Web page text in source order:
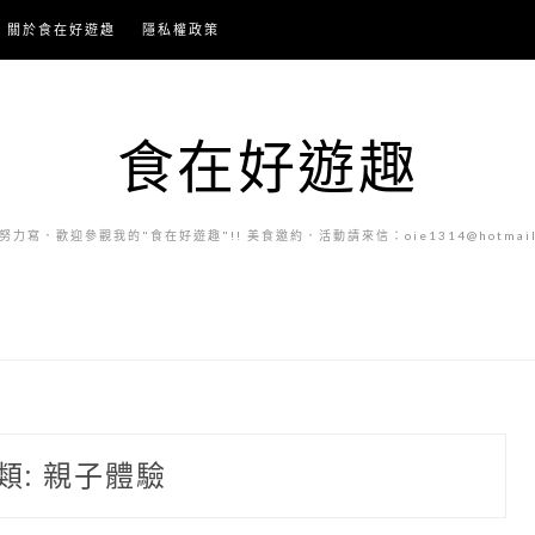
關於食在好遊趣 隱私權政策
食在好遊趣
力寫．歡迎參觀我的"食在好遊趣"!! 美食邀約．活動請來信：
: 親子體驗